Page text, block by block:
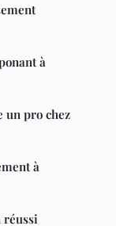
à
un pro chez
à
réussi